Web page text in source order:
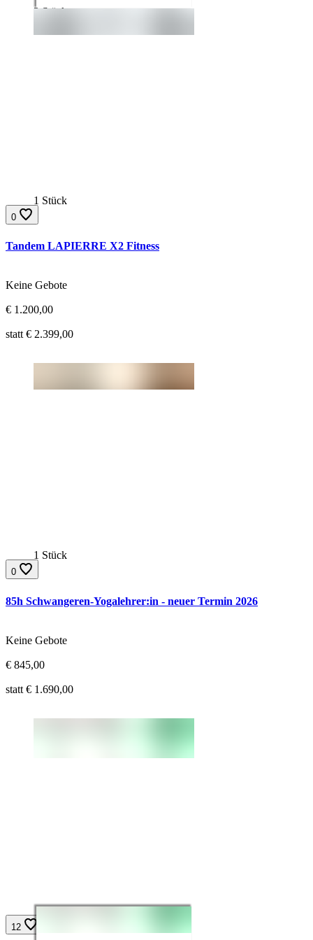
3 Stück
Tandem LAPIERRE X2 Fitness
1 Stück
0
Gebote:
Keine Gebote
Aktueller Preis:
€ 1.200,00
Ursprünglicher Preis:
statt € 2.399,00
85h Schwangeren-Yogalehrer:in - neuer Termin 2026
1 Stück
0
Gebote:
Keine Gebote
Aktueller Preis:
€ 845,00
Ursprünglicher Preis:
statt € 1.690,00
12